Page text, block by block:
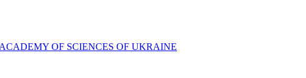
OF SCIENCES OF UKRAINE